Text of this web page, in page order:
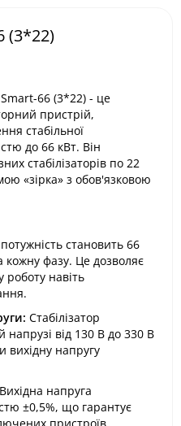
(3*22)
66 (3*22) - це
пристрій,
стабільної
до 66 кВт. Він
стабілізаторів по 22
«зірка» з обов'язковою
становить 66
кожну фазу. Це дозволяє
роботу навіть
Стабілізатор
напрузі від 130 В до 330 В
вихідну напругу
Вихідна напруга
±0,5%, що гарантує